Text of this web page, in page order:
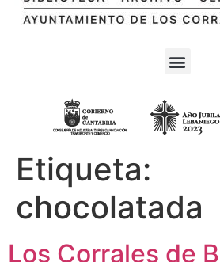
Etiqueta:
chocolatada
Los Corrales de